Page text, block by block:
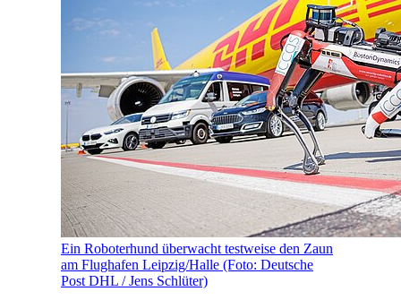
Ein Roboterhund überwacht testweise den Zaun
am Flughafen Leipzig/Halle (Foto: Deutsche
Post DHL / Jens Schlüter)